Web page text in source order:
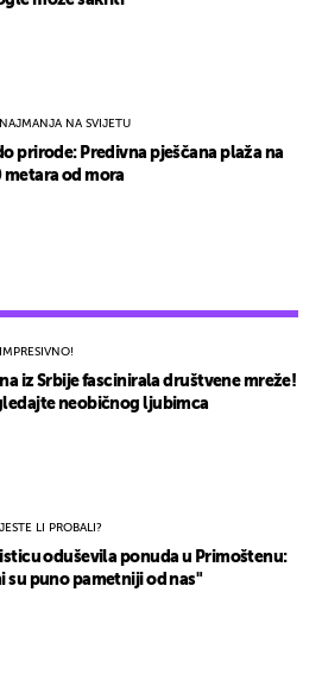
IMPRESIVNO!
iz Srbije fascinirala društvene mreže!
neobičnog ljubimca
JESTE LI PROBALI?
oduševila ponuda u Primoštenu:
su puno pametniji od nas"
NAJMANJA NA SVIJETU
prirode: Predivna pješčana plaža na
metara od mora